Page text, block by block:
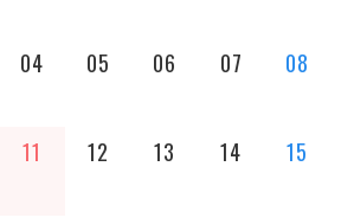
04 05 06 07 08
11 12 13 14 15